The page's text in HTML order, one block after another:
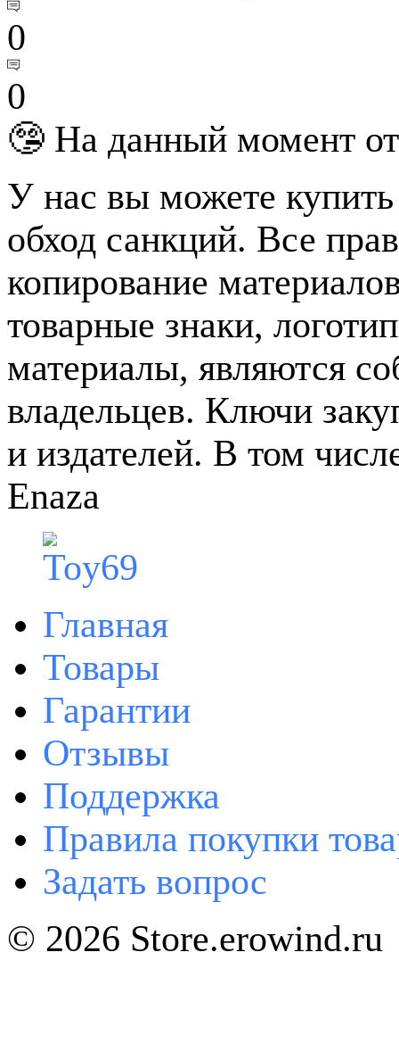
0
0
🤥 На данный момент
У нас вы можете
обход санкций. Все
копирование
товарные знаки,
материалы, являются
владельцев. Ключи
и издателей. В том
Enaza
Главная
Товары
Гарантии
Отзывы
Поддержка
Правила покупки
Задать вопрос
© 2026 Store.erowind.ru